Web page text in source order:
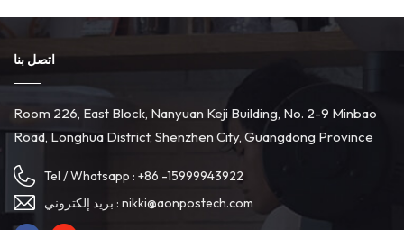
اتصل بنا
Room 226, East Block, Nanyuan Keji Building, No. 2-9 Minbao
Road, Longhua District, Shenzhen City, Guangdong Province
Tel / Whatsapp : +86 -15999943922
بريد إلكتروني : nikki@aonpostech.com